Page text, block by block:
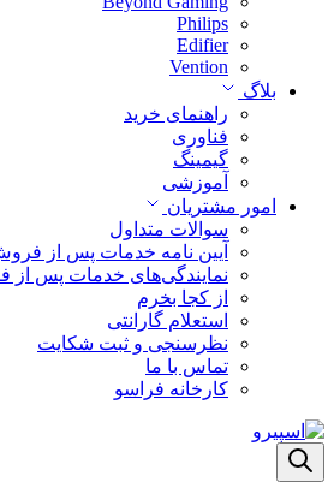
Philips
Edifier
Vention
بلاگ
راهنمای خرید
فناوری
گیمینگ
آموزشی
امور مشتریان
سوالات متداول
آیین نامه خدمات پس از
نمایندگی‌های خدمات پس از
از کجا بخرم
استعلام گارانتی
نظرسنجی و ثبت شکایت
تماس با ما
کارخانه فراسو